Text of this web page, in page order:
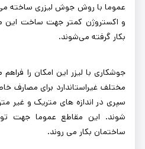
عموما با روش جوش لیزری ساخته
و اکستروژن کمتر جهت ساخت این
بکار گرفته می‌شوند.
جوشکاری با لیزر این امکان را
مختلف غیراستاندارد برای مصارف
سپری در اندازه های متریک و غیر
شوند. این مقاطع عموما جهت
ساختمان بکار می روند.